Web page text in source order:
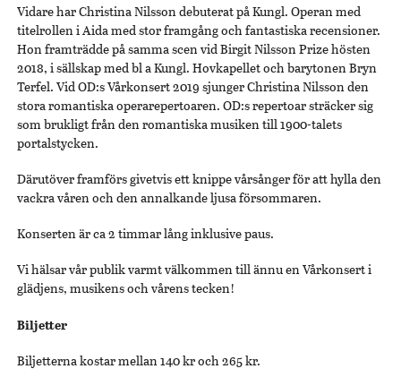
Vidare har Christina Nilsson debuterat på Kungl. Operan med
titelrollen i Aida med stor framgång och fantastiska recensioner.
Hon framträdde på samma scen vid Birgit Nilsson Prize hösten
2018, i sällskap med bl a Kungl. Hovkapellet och barytonen Bryn
Terfel. Vid OD:s Vårkonsert 2019 sjunger Christina Nilsson den
stora romantiska operarepertoaren. OD:s repertoar sträcker sig
som brukligt från den romantiska musiken till 1900-talets
portalstycken.
Därutöver framförs givetvis ett knippe vårsånger för att hylla den
vackra våren och den annalkande ljusa försommaren.
Konserten är ca 2 timmar lång inklusive paus.
Vi hälsar vår publik varmt välkommen till ännu en Vårkonsert i
glädjens, musikens och vårens tecken!
Biljetter
Biljetterna kostar mellan 140 kr och 265 kr.